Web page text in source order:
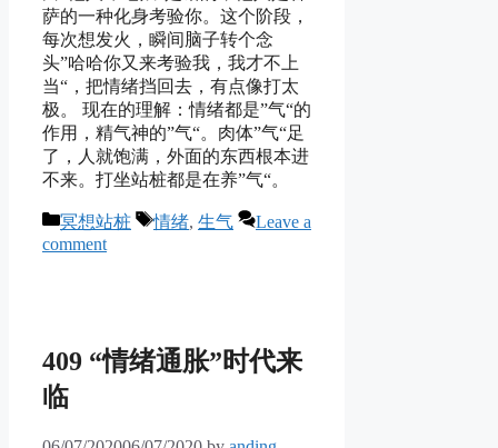
萨的一种化身考验你。这个阶段，
每次想发火，瞬间脑子转个念
头”哈哈你又来考验我，我才不上
当“，把情绪挡回去，有点像打太
极。 现在的理解：情绪都是”气“的
作用，精气神的”气“。肉体”气“足
了，人就饱满，外面的东西根本进
不来。打坐站桩都是在养”气“。
Categories
冥想站桩 Tags
情绪, 生气
Leave a
comment
409 “情绪通胀”时代来
临